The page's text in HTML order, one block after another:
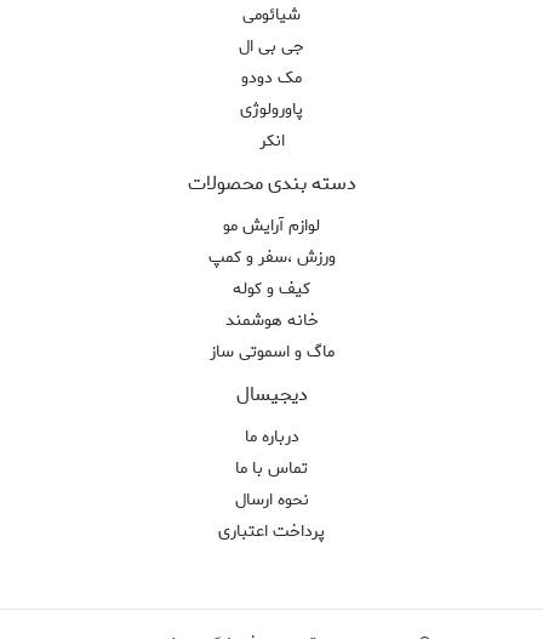
شیائومی
جی بی ال
مک دودو
پاورولوژی
انکر
دسته بندی محصولات
لوازم آرایش مو
ورزش ،سفر و کمپ
کیف و کوله
خانه هوشمند
ماگ و اسموتی ساز
دیجیسال
درباره ما
تماس با ما
نحوه ارسال
پرداخت اعتباری